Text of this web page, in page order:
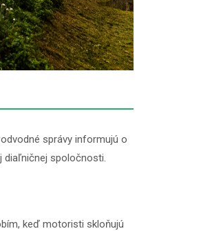
správy informujú o
diaľničnej spoločnosti.
keď motoristi skloňujú